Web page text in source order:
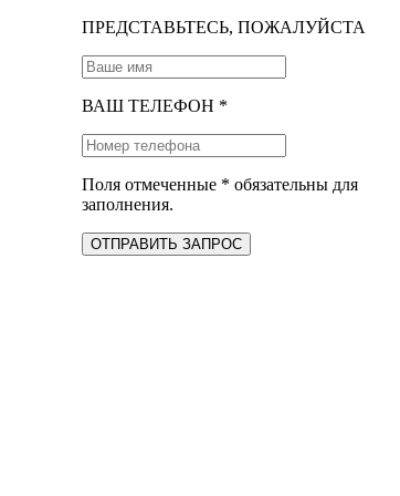
ПРЕДСТАВЬТЕСЬ, ПОЖАЛУЙСТА
ВАШ ТЕЛЕФОН *
Поля отмеченные * обязательны для
заполнения.
ОТПРАВИТЬ ЗАПРОС